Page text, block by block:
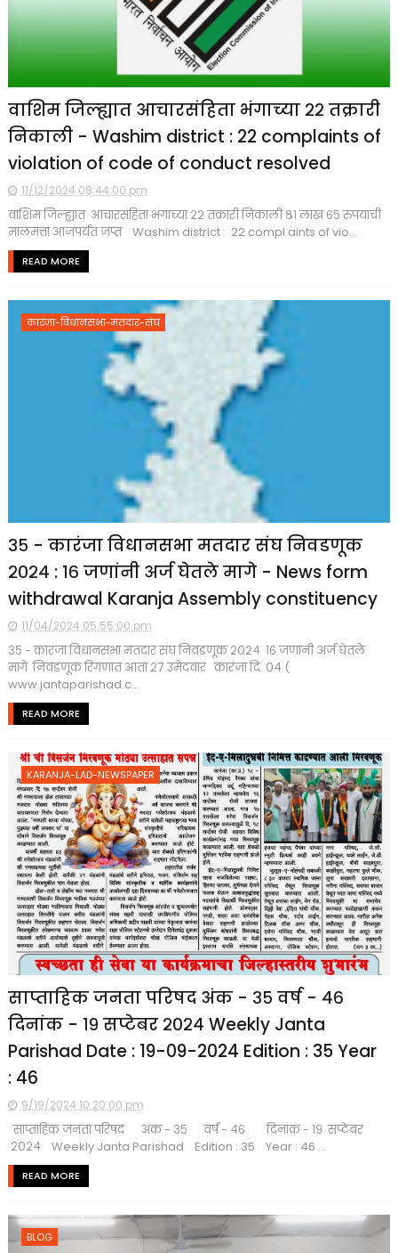
वाशिम जिल्ह्यात आचारसंहिता भंगाच्या २२ तक्रारी
निकाली - Washim district : 22 complaints of
violation of code of conduct resolved
11/12/2024 08:44:00 pm
वाशिम जिल्ह्यात आचारसंहिता भंगाच्या २२ तक्रारी निकाली ८१ लाख ६५ रुपयांची
मालमत्ता आजपर्यंत जप्त Washim district : 22 compl aints of vio...
READ MORE
कारंजा-विधानसभा-मतदार-संघ
३५ - कारंजा विधानसभा मतदार संघ निवडणूक
२०२४ : १६ जणांनी अर्ज घेतले मागे - News form
withdrawal Karanja Assembly constituency
11/04/2024 05:55:00 pm
३५ - कारंजा विधानसभा मतदार संघ निवडणूक २०२४ १६ जणांनी अर्ज घेतले
मागे निवडणूक रिंगणात आता २७ उमेदवार कारंजा दि. ०४ (
www.jantaparishad.c...
READ MORE
KARANJA-LAD-NEWSPAPER
साप्ताहिक जनता परिषद अंक - ३५ वर्ष - ४६
दिनांक - १९ सप्टेबर २०२४ Weekly Janta
Parishad Date : 19-09-2024 Edition : 35 Year
: 46
9/19/2024 10:20:00 pm
साप्ताहिक जनता परिषद अंक - ३५ वर्ष - ४६ दिनांक - १९ सप्टेबर
२०२४ Weekly Janta Parishad Edition : 35 Year : 46 ...
READ MORE
BLOG